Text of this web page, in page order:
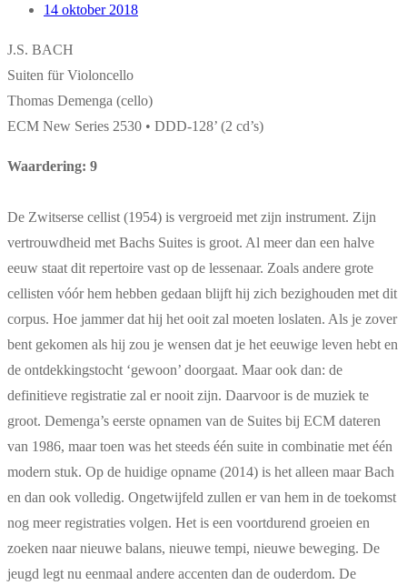
14 oktober 2018
J.S. BACH
Suiten für Violoncello
Thomas Demenga (cello)
ECM New Series 2530 • DDD-128’ (2 cd’s)
Waardering: 9
De Zwitserse cellist (1954) is vergroeid met zijn instrument. Zijn
vertrouwdheid met Bachs Suites is groot. Al meer dan een halve
eeuw staat dit repertoire vast op de lessenaar. Zoals andere grote
cellisten vóór hem hebben gedaan blijft hij zich bezighouden met dit
corpus. Hoe jammer dat hij het ooit zal moeten loslaten. Als je zover
bent gekomen als hij zou je wensen dat je het eeuwige leven hebt en
de ontdekkingstocht ‘gewoon’ doorgaat. Maar ook dan: de
definitieve registratie zal er nooit zijn. Daarvoor is de muziek te
groot. Demenga’s eerste opnamen van de Suites bij ECM dateren
van 1986, maar toen was het steeds één suite in combinatie met één
modern stuk. Op de huidige opname (2014) is het alleen maar Bach
en dan ook volledig. Ongetwijfeld zullen er van hem in de toekomst
nog meer registraties volgen. Het is een voortdurend groeien en
zoeken naar nieuwe balans, nieuwe tempi, nieuwe beweging. De
jeugd legt nu eenmaal andere accenten dan de ouderdom. De